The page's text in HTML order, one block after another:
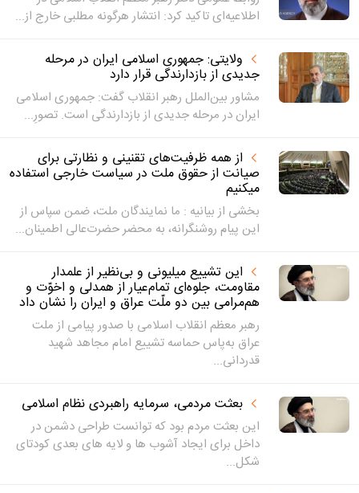
اطلاعیه‌ای تاکید کرد: انتشار هرگونه مطلبی خارج از...
ولایتی: جمهوری اسلامی ایران در مرحله
جدیدی از بازدارندگی قرار دارد
مشاور بین‌الملل رهبر انقلاب گفت: جمهوری اسلامی
ایران در مرحله جدیدی از بازدارندگی است. تصورِ...
از همه ظرفیت‌های تقنینی و نظارتی برای
صیانت از حقوق ملت در سیاست خارجی استفاده
میکنیم
بخشی از بیانیه : ما نمایندگان ملت، ضمن سپاس از
این پیام روشنگرانه، به محضر حضرت‌عالی اطمینان...
این تشییع میلیونی و بی‌نظیر از علمدار
مقاومت، جلوه‌ای تمام‌عیار از همدلی و اخوّت و
هم‌مرامی بین دو ملّت عراق و ایران را نشان داد
رهبر معظم انقلاب اسلامی با صدور پیامی از ملت
عراق به‌‌پاس حماسه تشییع امام مجاهد شهید
قدردانی...
بعثت مردمی، سرمایه راهبردی نظام اسلامی
این بعثت مردم بود که توانست طراحی دشمن در
داخل برای ایجاد آشوب ها و لایه های بعدی کودتای
شکل...